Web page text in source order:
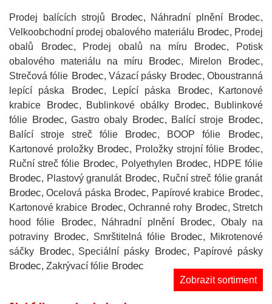
Prodej balících strojů Brodec, Náhradní plněníBrodec,
Velkoobchodní prodej obalového materiálu Brodec, Prodej
obalů
Brodec, Prodej obalů na míru Brodec, Potisk
obalového materiálu na míru Brodec, Mirelon Brodec,
Strečová fólie Brodec, Vázací pásky Brodec, Oboustranná
lepící páska
Brodec, Lepící páska Brodec, Kartonové
krabice Brodec, Bublinkové obálkyBrodec, Bublinkové
fólie Brodec, Gastro obaly Brodec, Balící stroje Brodec,
Balící stroje streč fólieBrodec, BOOP fólie Brodec,
Kartonové proložkyBrodec, Proložky strojní fólie Brodec,
Ruční streč fólie Brodec, Polyethylen Brodec, HDPE fólie
Brodec, Plastový granulátBrodec, Ruční streč fólie granát
Brodec, Ocelová páskaBrodec, Papírové krabice Brodec,
Kartonové krabice Brodec, Ochranné rohy Brodec, Stretch
hood fólie Brodec, Náhradní plněníBrodec, Obaly na
potraviny Brodec, Smrštitelná fólie Brodec, Mikrotenové
sáčky Brodec, Speciální pásky Brodec, Papírové pásky
Brodec, Zakrývací fólie Brodec
Zobrazit sortiment